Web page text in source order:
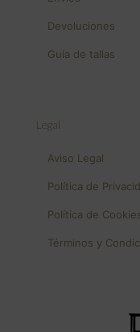
Devoluciones
Guía de tallas
Legal
Aviso Legal
Política de
Política de
Términos y